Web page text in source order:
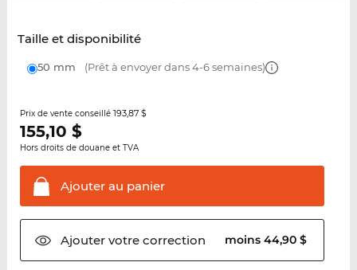
Taille et disponibilité
50 mm (Prêt à envoyer dans 4-6 semaines)
Prix de vente conseillé 193,87 $
155,10 $
Hors droits de douane et TVA
Ajouter au panier
Ajouter votrecorrection moins 44,90 $